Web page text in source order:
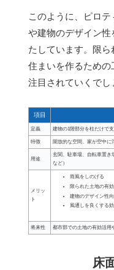
このように、ピロ
や建物のデザイン
たしています。限
住まいを作るための
注目されていくでし
項目
定義 建物の1階部分を柱だけで
特徴 開放的な空間、家が空中に
用途
玄関、駐車場、自転車置き
など）
メリッ
ト
雨風をしのげる
限られた土地の有
建物のデザイン性
風通しを良くする
将来性 都市部での土地の有効活用
床